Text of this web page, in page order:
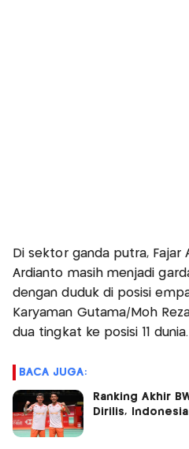
Di sektor ganda putra, Fajar
Ardianto masih menjadi
dengan duduk di posisi
Karyaman Gutama/Moh
dua tingkat ke posisi 11 dunia.
BACA JUGA:
Ranking Akhir
Dirilis,